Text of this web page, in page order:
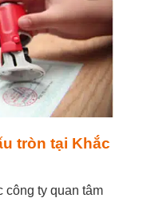
tròn tại Khắc
công ty quan tâm